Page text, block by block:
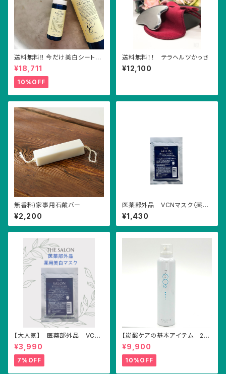
送料無料‼︎ 今だけ美白シートマ
スク付き！医薬部外品VCNロー
ション&VCオイルセット
¥18,711
10%OFF
送料無料！！ テラヘルツかっさ
¥12,100
無香料)家事用石鹸バー
¥2,200
医薬部外品 VCNマスク〈薬用
美白*マスク〉
¥1,430
【大人気】 医薬部外品 VCN
マスク〈薬用美白*マスク〉3枚セ
ット
¥3,990
7%OFF
【炭酸ケアの基本アイテム 2本
セット】ノーマル スキンローシ
ョン(炭酸化粧水）
¥9,900
10%OFF